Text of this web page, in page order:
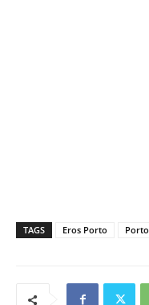
TAGS Eros Porto Porto